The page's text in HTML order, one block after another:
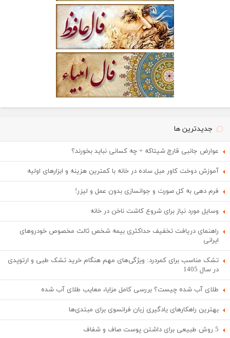
جدیدترین ها
عوارض جانبی قارچ شیتاکه + چه کسانی نباید بخورند؟
آموزش دوخت کاور مبل ساده در خانه با کمترین هزینه و ابزارهای اولیه
فرم دهی به کل صورت و جوانسازی بدون عمل و لیزر!
وسایل مورد نیاز برای شروع کاشت ناخن در خانه
راهنمای دریافت تخفیف حداکثری بیمه شخص ثالث مخصوص خودروهای
ایرانی
تشک مناسب برای کمردرد: ویژگی‌های مهم هنگام خرید تشک طبی و ارتوپدی
در سال 1405
طلای آب شده چیست؟ بررسی کامل مزایا، معایب طلای آب شده
بهترین راهکارهای یادگیری زبان فرانسوی برای مبتدی‌ها
5 روش طبیعی برای داشتن پوست صاف و شفاف